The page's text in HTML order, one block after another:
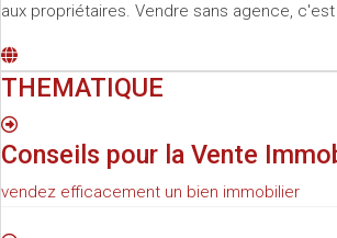
aux propriétaires. Vendre sans agence, c'est
THEMATIQUE
Conseils pour la Vente
vendez efficacement un bien immobilier